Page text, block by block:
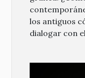
los antiguos
dialogar con